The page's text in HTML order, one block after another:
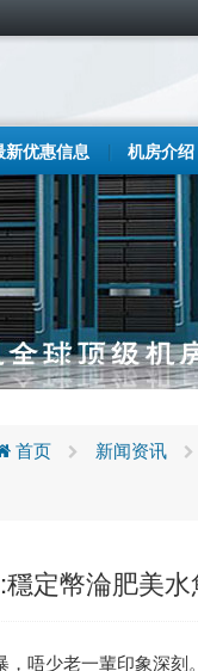
新优惠信息 机房介绍
首页 新闻资讯
穩定幣淪肥美
，唔少老一輩印象深